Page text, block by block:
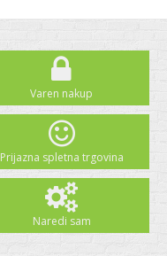
Varen nakup
Prijazna spletna trgovina
Naredi sam